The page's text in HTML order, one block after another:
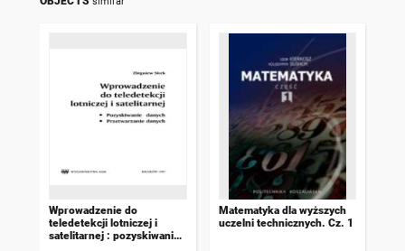
Wprowadzenie do
teledetekcji lotniczej i
satelitarnej : pozyskiwanie
Matematyka dla wyższych
uczelni technicznych. Cz. 1